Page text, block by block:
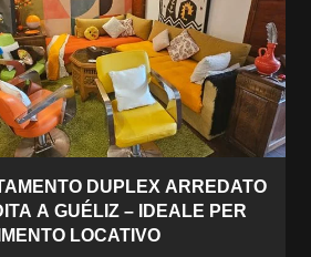
DUPLEX ARREDATO
A GUÉLIZ – IDEALE PER
LOCATIVO